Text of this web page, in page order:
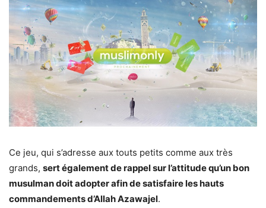
Ce jeu, qui s’adresse aux touts petits comme aux très
grands, sert également de rappel sur l’attitude qu’un bon
musulman doit adopter afin de satisfaire les hauts
commandements d’Allah Azawajel.